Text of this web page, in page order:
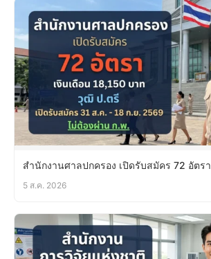
สำนักงานศาลปกครอง เปิดรับสมัคร 72 อัตรา
5 ส.ค. 2026